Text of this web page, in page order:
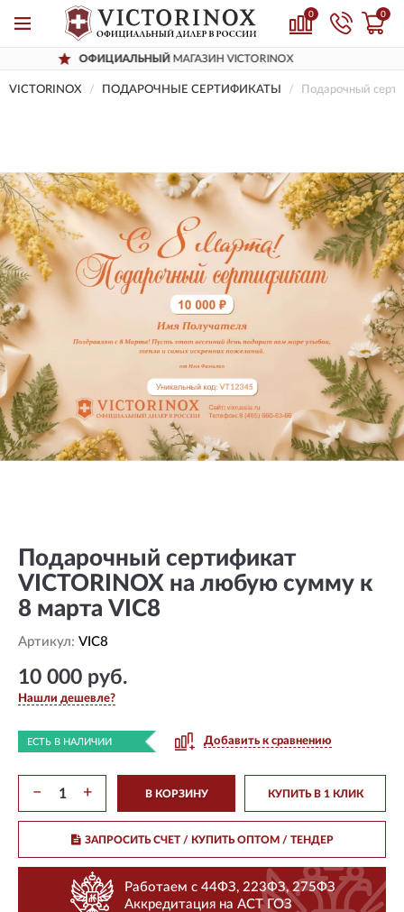
0 0
МАГАЗИН VICTORINOX
VICTORINOX ПОДАРОЧНЫЕ СЕРТИФИКАТЫ Подарочный
Подарочный сертификат
VICTORINOX на любую сумму к
8 марта VIC8
Артикул: VIC8
10 000 руб.
Нашли дешевле?
ЕСТЬ В НАЛИЧИИ Добавить к сравнению
− + В КОРЗИНУ КУПИТЬ В 1 КЛИК
ЗАПРОСИТЬ СЧЕТ / КУПИТЬ ОПТОМ/ ТЕНДЕР
Работаем с 44ФЗ, 223ФЗ, 275ФЗ
Аккредитация на АСТ ГОЗ